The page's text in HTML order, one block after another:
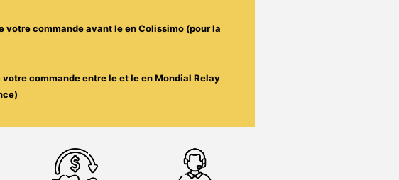
votre commande avant leen Colissimo (pour la
votre commande entre leet leen Mondial Relay